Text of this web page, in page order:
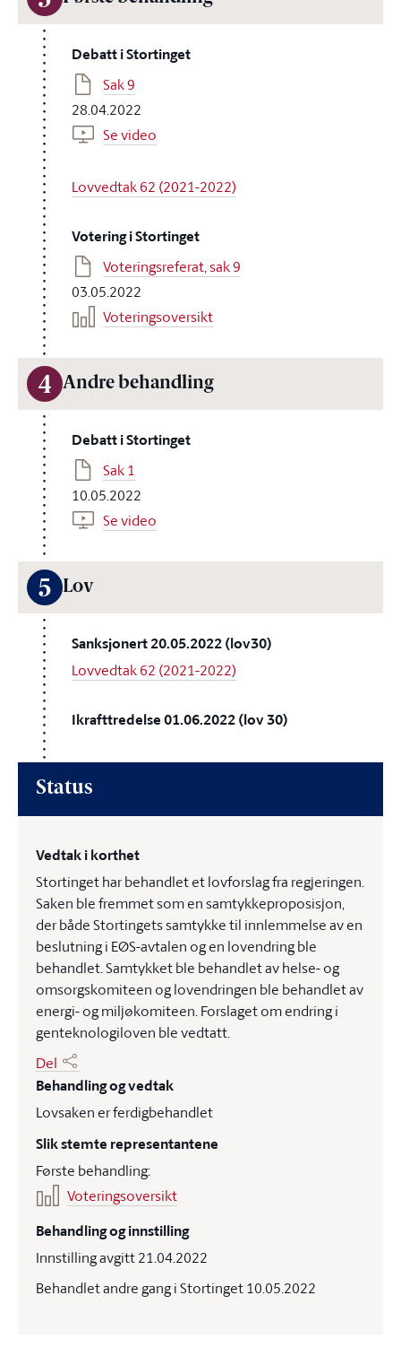
Debatt i Stortinget
Sak 9
28.04.2022
Se video
Lovvedtak 62 (2021-2022)
Votering i Stortinget
Voteringsreferat, sak 9
03.05.2022
Voteringsoversikt
4 Andre behandling
Debatt i Stortinget
Sak 1
10.05.2022
Se video
5 Lov
Sanksjonert 20.05.2022 (lov30)
Lovvedtak 62 (2021-2022)
Ikrafttredelse 01.06.2022 (lov 30)
Status
Vedtak i korthet
Stortinget har behandlet et lovforslag fra regjeringen.
Saken ble fremmet som en samtykkeproposisjon,
der både Stortingets samtykke til innlemmelse av en
beslutning i EØS-avtalen og en lovendring ble
behandlet. Samtykket ble behandlet av helse- og
omsorgskomiteen og lovendringen ble behandlet av
energi- og miljøkomiteen. Forslaget om endring i
genteknologiloven ble vedtatt.
Del
Behandling og vedtak
Lovsaken er ferdigbehandlet
Slik stemte representantene
Første behandling:
Voteringsoversikt
Behandling og innstilling
Innstilling avgitt 21.04.2022
Behandlet andre gang i Stortinget 10.05.2022